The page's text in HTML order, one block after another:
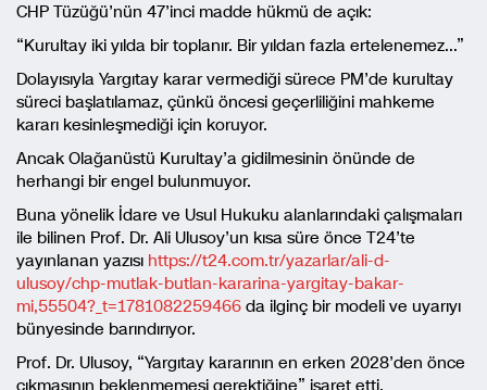
CHP Tüzüğü’nün 47’inci madde hükmü de açık:
“Kurultay iki yılda bir toplanır. Bir yıldan fazla ertelenemez…”
Dolayısıyla Yargıtay karar vermediği sürece PM’de kurultay
süreci başlatılamaz, çünkü öncesi geçerliliğini mahkeme
kararı kesinleşmediği için koruyor.
Ancak Olağanüstü Kurultay’a gidilmesinin önünde de
herhangi bir engel bulunmuyor.
Buna yönelik İdare ve Usul Hukuku alanlarındaki çalışmaları
ile bilinen Prof. Dr. Ali Ulusoy’un kısa süre önce T24’te
yayınlanan yazısı https://t24.com.tr/yazarlar/ali-d-
ulusoy/chp-mutlak-butlan-kararina-yargitay-bakar-
mi,55504?_t=1781082259466 da ilginç bir modeli ve uyarıyı
bünyesinde barındırıyor.
Prof. Dr. Ulusoy, “Yargıtay kararının en erken 2028’den önce